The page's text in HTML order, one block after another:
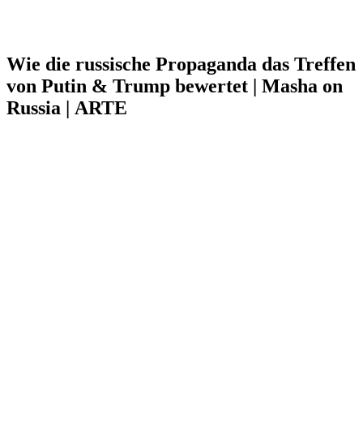
Wie die russische Propaganda das Treffen
von Putin & Trump bewertet | Masha on
Russia | ARTE